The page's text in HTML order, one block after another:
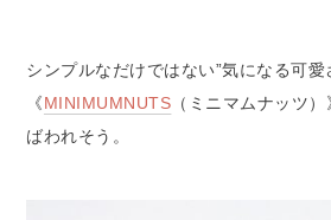
シンプルなだけではない”気になる可愛
《MINIMUMNUTS （ミニマムナッツ
ばわれそう。